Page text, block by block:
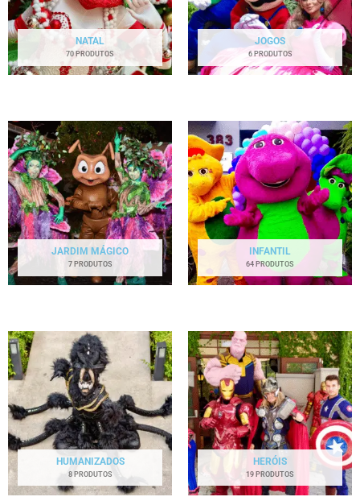
NATAL
70 PRODUTOS
JOGOS
6 PRODUTOS
JARDIM MÁGICO
7 PRODUTOS
INFANTIL
64 PRODUTOS
HUMANIZADOS
8 PRODUTOS
HERÓIS
19 PRODUTOS